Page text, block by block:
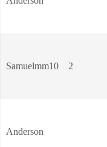
Samuelmm10 2
Anderson